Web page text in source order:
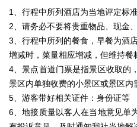
1、行程中所列酒店为当地评定标
2、请务必不要将贵重物品、现金
3、行程中所列的餐食，早餐为酒
增减时，菜量相应增减，但维持餐
4、景点首道门票是指景区收取的
景区内单独收费的小景区或景区内
5、游客带好相关证件：身份证等
6、地接质量以客人在当地意见单